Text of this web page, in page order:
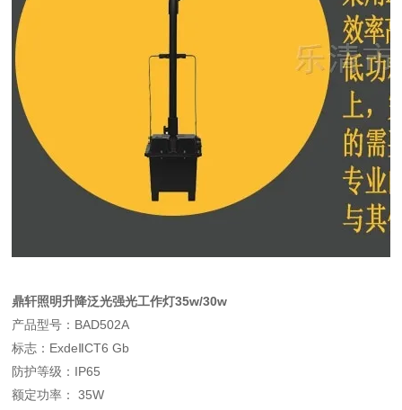
鼎轩照明升降泛光强光工作灯35w/30w
产品型号：BAD502A
标志：ExdeⅡCT6 Gb
防护等级：IP65
额定功率： 35W